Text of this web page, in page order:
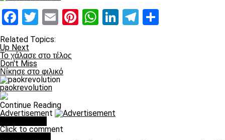
Facebook
Twitter
EmailPinterest
WhatsApp
LinkedIn
Telegram
Related Topics:
Up Next
Το χάλασε στο τέλος
Don't Miss
Νίκησε στο φιλικό
paokrevolution
Continue Reading
Advertisement
Click to comment